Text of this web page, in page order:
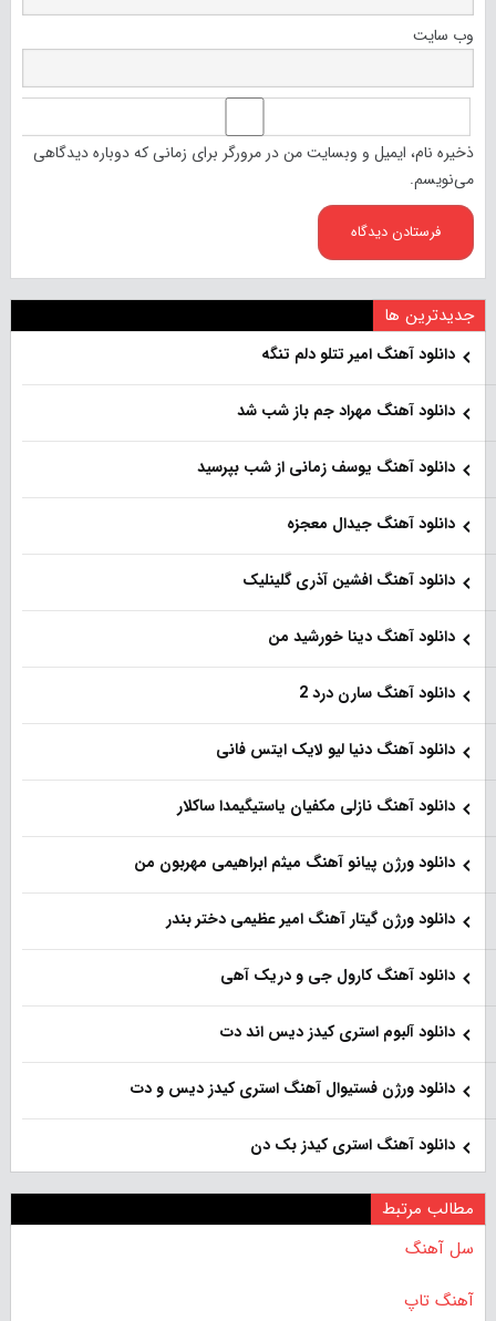
وب‌ سایت
ذخیره نام، ایمیل و وبسایت من در مرورگر برای زمانی که دوباره دیدگاهی
می‌نویسم.
جدیدترین ها
دانلود آهنگ امیر تتلو دلم تنگه
دانلود آهنگ مهراد جم باز شب شد
دانلود آهنگ یوسف زمانی از شب بپرسید
دانلود آهنگ جیدال معجزه
دانلود آهنگ افشین آذری گلینلیک
دانلود آهنگ دینا خورشید من
دانلود آهنگ سارن درد 2
دانلود آهنگ دنیا لیو لایک ایتس فانی
دانلود آهنگ نازلی مکفیان یاستیگیمدا ساکلار
دانلود ورژن پیانو آهنگ میثم ابراهیمی مهربون من
دانلود ورژن گیتار آهنگ امیر عظیمی دختر بندر
دانلود آهنگ کارول جی و دریک آهی
دانلود آلبوم استری کیدز دیس اند دت
دانلود ورژن فستیوال آهنگ استری کیدز دیس و دت
دانلود آهنگ استری کیدز بک دن
مطالب مرتبط
سل آهنگ
آهنگ تاپ